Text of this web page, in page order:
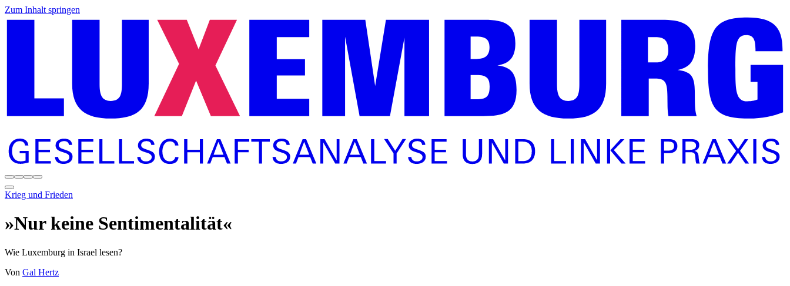
Zum Inhalt springen
Krieg und Frieden
»Nur keine Sentimentalität«
Wie Luxemburg in Israel lesen?
Von Gal Hertz